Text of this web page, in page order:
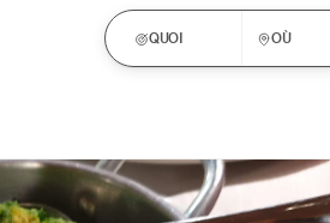
QUOI OÙ